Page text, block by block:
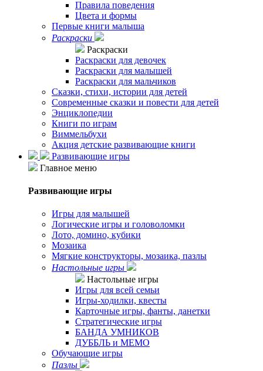
Правила поведения
Цвета и формы
Первые книги малыша
Раскраски
Раскраски
Раскраски для девочек
Раскраски для малышей
Раскраски для мальчиков
Сказки, стихи, истории для детей
Современные сказки и повести для детей
Энциклопедии
Книги по играм
Виммельбухи
Акция детские развивающие книги
Развивающие игры
Главное меню
Развивающие игры
Игры для малышей
Логические игры и головоломки
Лото, домино, кубики
Мозаика
Мягкие конструкторы, мозаика, пазлы
Настольные игры
Настольные игры
Игры для всей семьи
Игры-ходилки, квесты
Карточные игры, фанты, данетки
Стратегические игры
БАНДА УМНИКОВ
ДУББЛЬ и МЕМО
Обучающие игры
Пазлы